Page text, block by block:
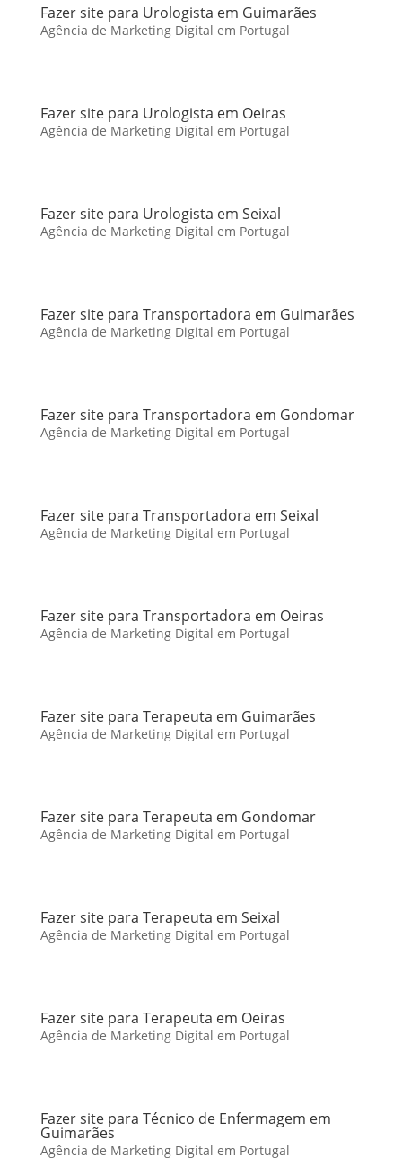
Fazer site para Urologista em Guimarães
Agência de Marketing Digital em Portugal
Fazer site para Urologista em Oeiras
Agência de Marketing Digital em Portugal
Fazer site para Urologista em Seixal
Agência de Marketing Digital em Portugal
Fazer site para Transportadora em Guimarães
Agência de Marketing Digital em Portugal
Fazer site para Transportadora em Gondomar
Agência de Marketing Digital em Portugal
Fazer site para Transportadora em Seixal
Agência de Marketing Digital em Portugal
Fazer site para Transportadora em Oeiras
Agência de Marketing Digital em Portugal
Fazer site para Terapeuta em Guimarães
Agência de Marketing Digital em Portugal
Fazer site para Terapeuta em Gondomar
Agência de Marketing Digital em Portugal
Fazer site para Terapeuta em Seixal
Agência de Marketing Digital em Portugal
Fazer site para Terapeuta em Oeiras
Agência de Marketing Digital em Portugal
Fazer site para Técnico de Enfermagem em
Guimarães
Agência de Marketing Digital em Portugal